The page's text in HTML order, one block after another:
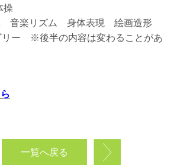
操
音楽リズム 身体表現 絵画造形
リー ※後半の内容は変わることがあ
一覧へ戻る